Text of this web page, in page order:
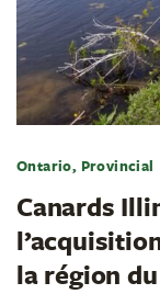
Ontario, Provincial
Canards
la région